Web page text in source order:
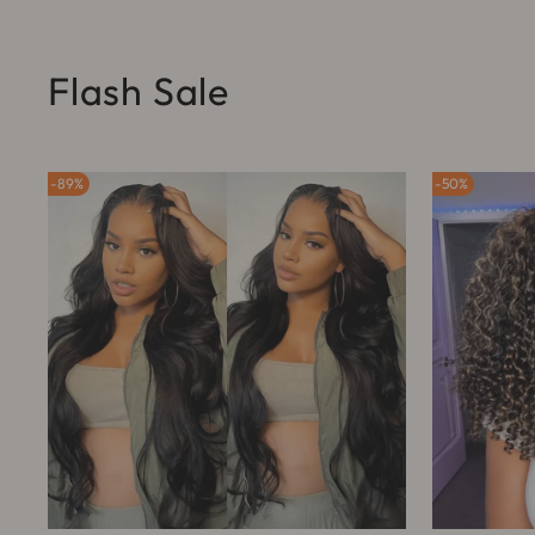
Flash Sale
89% 50%